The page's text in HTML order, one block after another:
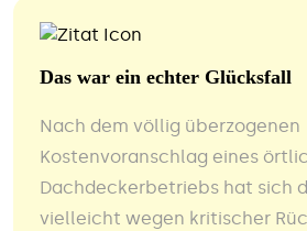
Das war ein echter Glücksfall
Nach dem völlig überzogenen
Kostenvoranschlag eines
Dachdeckerbetriebs hat sich
vielleicht wegen kritischer